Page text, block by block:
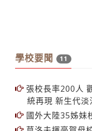
張校長率200人
統再現 新生代淡